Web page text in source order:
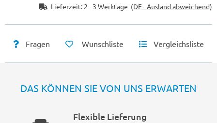
Lieferzeit: 2 - 3 Werktage (DE - Ausland abweichend)
Fragen Wunschliste Vergleichsliste
DAS KÖNNEN SIE VON UNS ERWARTEN
Flexible Lieferung